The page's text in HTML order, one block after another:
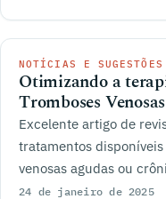
NOTÍCIAS E
Otimizando a
Tromboses
Excelente artigo de
tratamentos
venosas agudas ou
24 de janeiro de 2025